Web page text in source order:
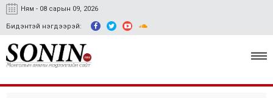
Ням - 08 сарын 09, 2026
Бидэнтэй нэгдээрэй: